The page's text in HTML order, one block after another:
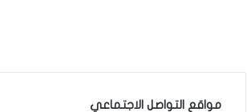
مواقع التواصل الاجتماعي